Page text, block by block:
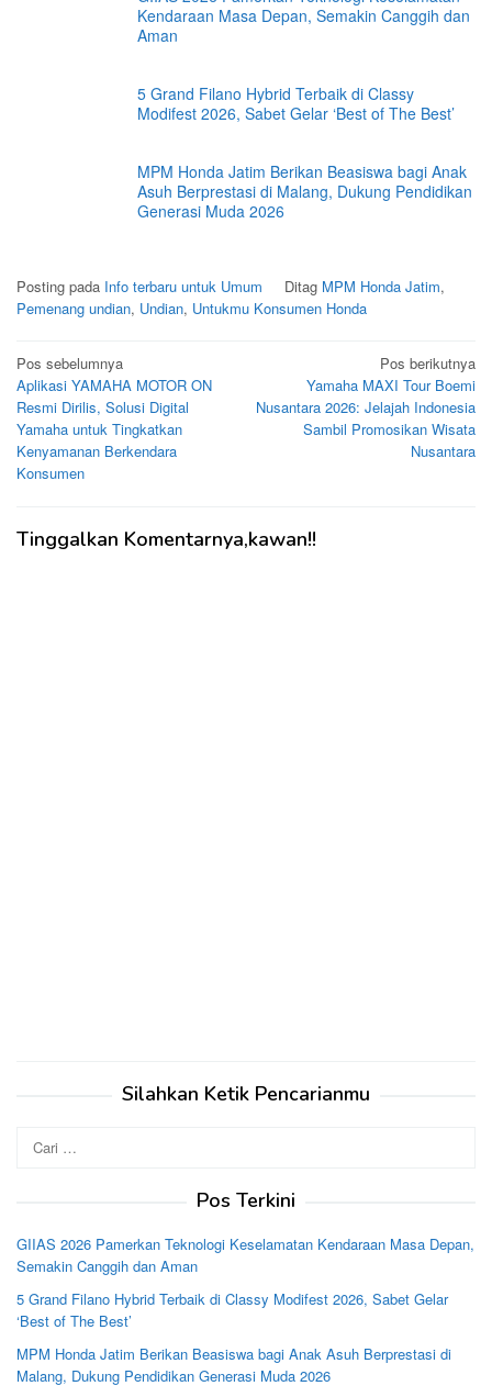
Kendaraan Masa Depan, Semakin Canggih dan
Aman
5 Grand Filano Hybrid Terbaik di Classy
Modifest 2026, Sabet Gelar ‘Best of The Best’
MPM Honda Jatim Berikan Beasiswa bagi Anak
Asuh Berprestasi di Malang, Dukung Pendidikan
Generasi Muda 2026
Posting pada Info terbaru untuk Umum Ditag MPM Honda Jatim,
Pemenang undian, Undian, Untukmu Konsumen Honda
Navigasi
pos
Pos sebelumnya
Aplikasi YAMAHA MOTOR ON
Resmi Dirilis, Solusi Digital
Yamaha untuk Tingkatkan
Kenyamanan Berkendara
Konsumen
Pos berikutnya
Yamaha MAXI Tour Boemi
Nusantara 2026: Jelajah Indonesia
Sambil Promosikan Wisata
Nusantara
Tinggalkan Komentarnya,kawan!!
Silahkan Ketik Pencarianmu
untuk:
Pos Terkini
GIIAS 2026 Pamerkan Teknologi Keselamatan Kendaraan Masa Depan,
Semakin Canggih dan Aman
5 Grand Filano Hybrid Terbaik di Classy Modifest 2026, Sabet Gelar
‘Best of The Best’
MPM Honda Jatim Berikan Beasiswa bagi Anak Asuh Berprestasi di
Malang, Dukung Pendidikan Generasi Muda 2026